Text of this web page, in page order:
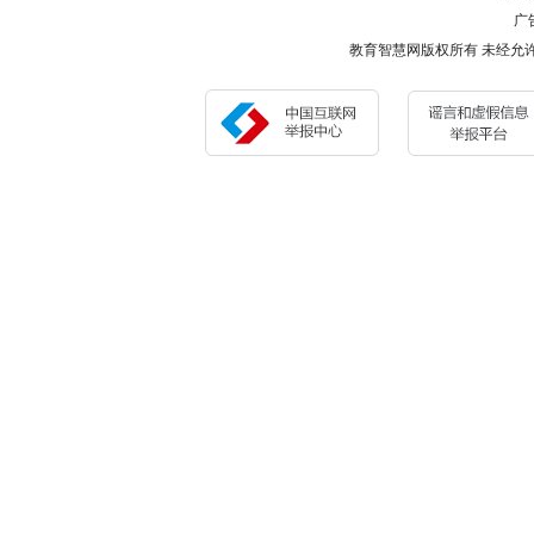
广
教育智慧网版权所有 未经允